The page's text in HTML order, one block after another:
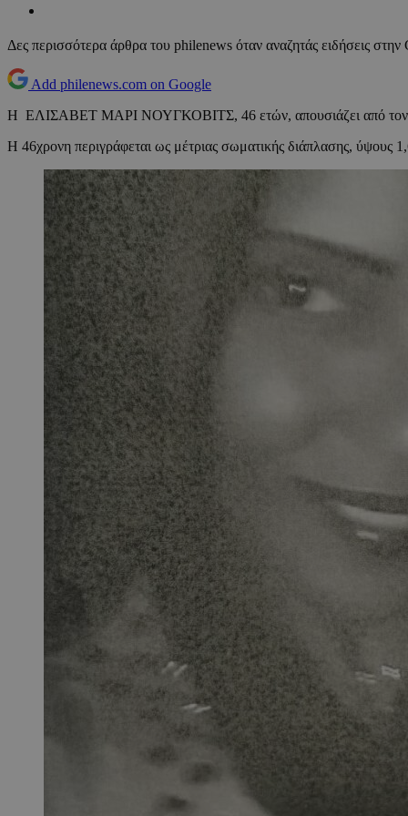
Δες περισσότερα άρθρα του philenews όταν αναζητάς ειδήσεις στην
Add philenews.com on Google
Η ΕΛΙΣΑΒΕΤ ΜΑΡΙ ΝΟΥΓΚΟΒΙΤΣ, 46 ετών, απουσιάζει από τον
Η 46χρονη περιγράφεται ως μέτριας σωματικής διάπλασης, ύψους